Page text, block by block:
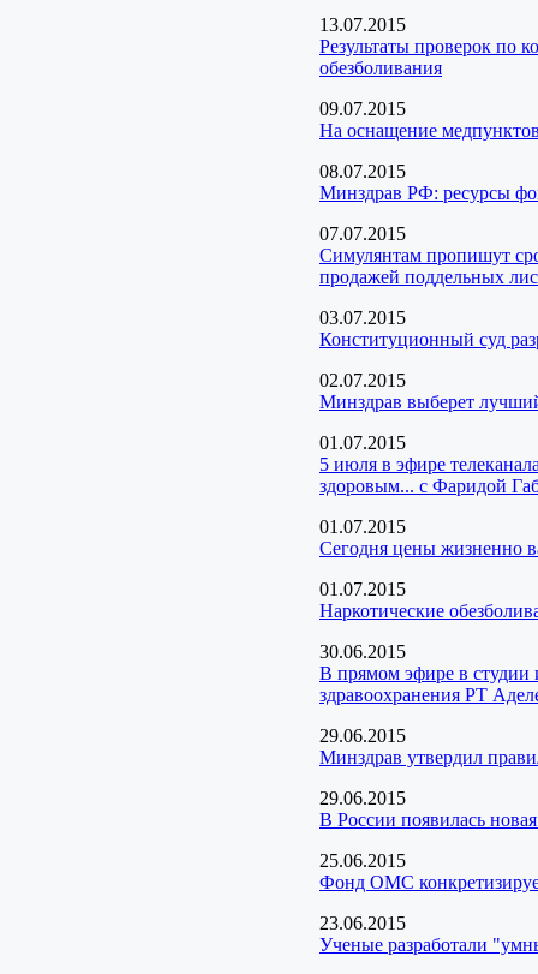
13.07.2015
Результаты проверок по
обезболивания
09.07.2015
На оснащение
08.07.2015
Минздрав РФ: ресурсы
07.07.2015
Симулянтам пропишут
продажей поддельных
03.07.2015
Конституционный суд
02.07.2015
Минздрав выберет
01.07.2015
5 июля в эфире
здоровым... с Фаридой
01.07.2015
Сегодня цены жизненно
01.07.2015
Наркотические
30.06.2015
В прямом эфире в студии
здравоохранения РТ
29.06.2015
Минздрав утвердил
29.06.2015
В России появилась
25.06.2015
Фонд ОМС
23.06.2015
Ученые разработали